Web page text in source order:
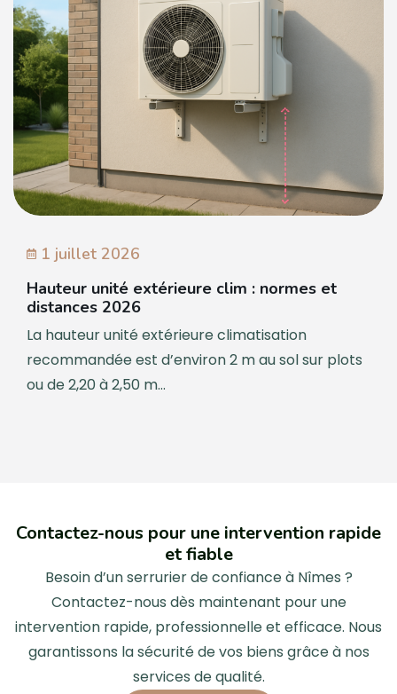
1 juillet 2026
Hauteur unité extérieure clim : normes et
distances 2026
La hauteur unité extérieure climatisation
recommandée est d’environ 2 m au sol sur plots
ou de 2,20 à 2,50 m...
Contactez-nous pour une intervention rapide
et fiable
Besoin d’un serrurier de confiance à Nîmes ?
Contactez-nous dès maintenant pour une
intervention rapide, professionnelle et efficace. Nous
garantissons la sécurité de vos biens grâce à nos
services de qualité.